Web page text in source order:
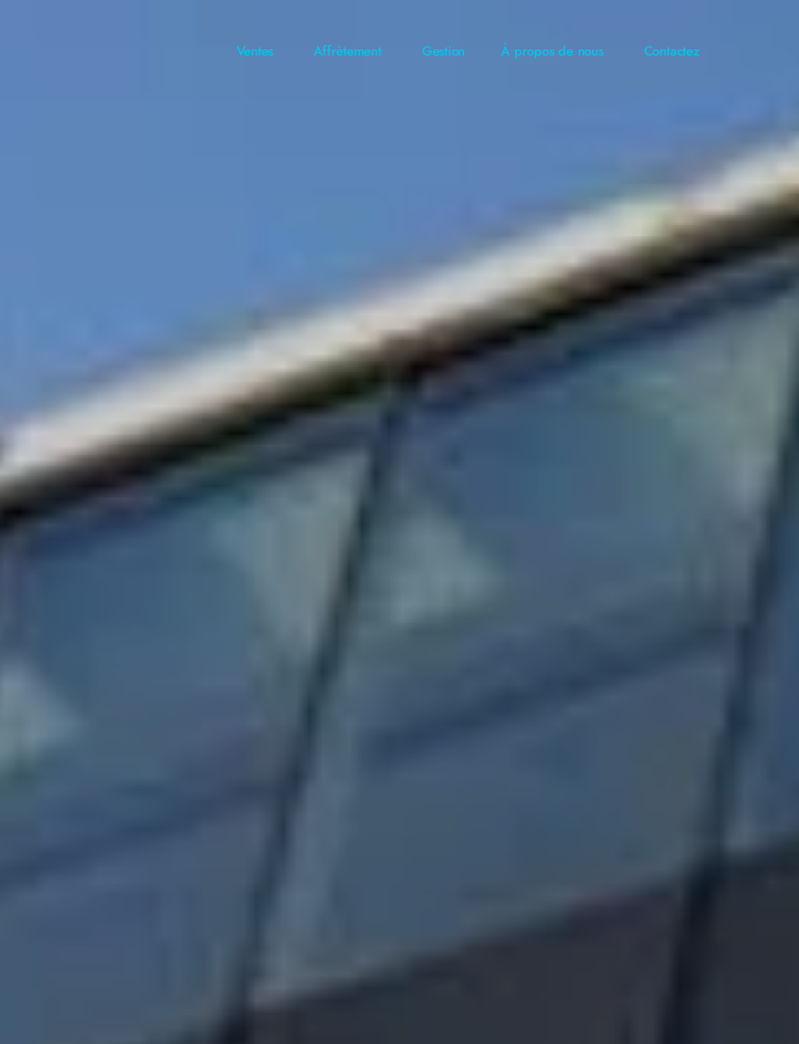
Ventes Affrètement Gestion À propos de nous Contactez